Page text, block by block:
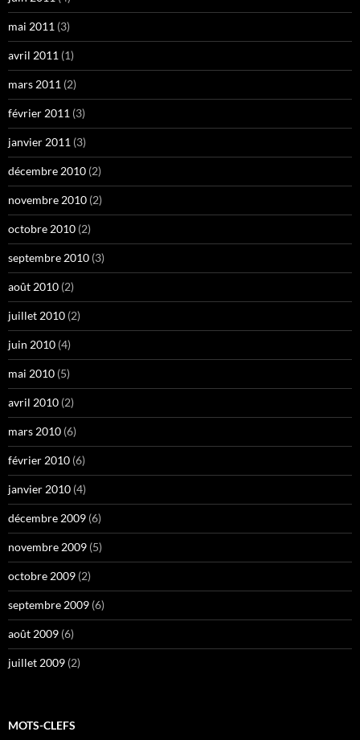
mai 2011 (3)
avril 2011 (1)
mars 2011 (2)
février 2011 (3)
janvier 2011 (3)
décembre 2010 (2)
novembre 2010 (2)
octobre 2010 (2)
septembre 2010 (3)
août 2010 (2)
juillet 2010 (2)
juin 2010 (4)
mai 2010 (5)
avril 2010 (2)
mars 2010 (6)
février 2010 (6)
janvier 2010 (4)
décembre 2009 (6)
novembre 2009 (5)
octobre 2009 (2)
septembre 2009 (6)
août 2009 (6)
juillet 2009 (2)
MOTS-CLEFS